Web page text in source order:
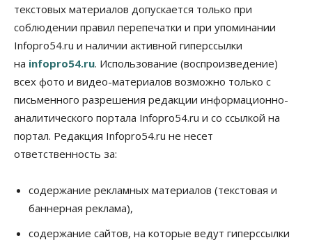
Медицина Наука Общество
Новосибирский «Вектор» проводит исследование
резистентности ВИЧ в трёх странах
10 Августа 2026, 09:00
Суд отменил дисквалификацию
Валентина Пармона в кассации
10 Августа 2026, 08:00
Власть Общество
Запуск проекта по малой авиации в регионах
Бизнес Недвижимость
уровне 2020 года
текстовых материалов допускается только при
соблюдении правил перепечатки и при упоминании
Infopro54.ru и наличии активной гиперссылки
на infopro54.ru. Использование (воспроизведение)
всех фото и видео-материалов возможно только с
письменного разрешения редакции информационно-
аналитического портала Infopro54.ru и со ссылкой на
портал. Редакция Infopro54.ru не несет
ответственность за:
содержание рекламных материалов (текстовая и
баннерная реклама),
содержание сайтов, на которые ведут гиперссылки